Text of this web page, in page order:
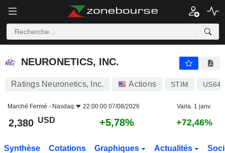
NEURONETICS, INC.
NEURONETICS, INC.
Ratings Neuronetics, Inc. Actions STIM
Marché Fermé - Nasdaq 22:00:00 07/08/2026 Varia. 1 janv.
2,380 USD +5,78% +72,46%
Synthèse Cotations Graphiques Actualités